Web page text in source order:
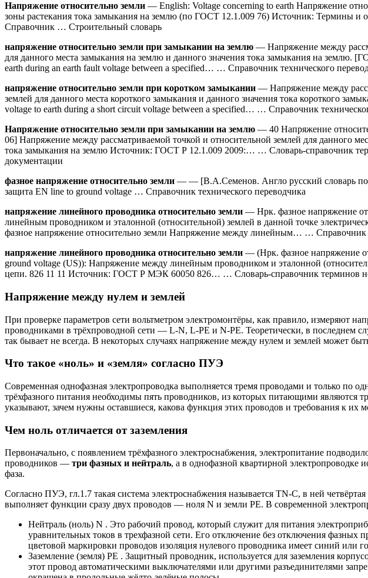
Напряжение относительно земли — English: Voltage concerning to earth Напряжение
зоны растекания тока замыкания на землю (по ГОСТ 12.1.009 76) Источник: Термины и
Справочник … Строительный словарь
напряжение относительно земли при замыкании на землю — Напряжение между
для данного места замыкания на землю и данного значения тока замыкания на
earth during an earth fault voltage between a specified… … Справочник технического
напряжение относительно земли при коротком замыкании — Напряжение между
землей для данного места короткого замыкания и данного значения тока короткого
voltage to earth during a short circuit voltage between a specified… … Справочник
Напряжение относительно земли при замыкании на землю — 40 Напряжение
06] Напряжение между рассматриваемой точкой и относительной землей для данного
тока замыкания на землю Источник: ГОСТ Р 12.1.009 2009:… … Словарь-справочник
документации
фазное напряжение относительно земли — — [В.А.Семенов. Англо русский словарь по
защита EN line to ground voltage … Справочник технического переводчика
напряжение линейного проводника относительно земли — Нрк. фазное напряжение
линейным проводником и эталонной (относительной) землей в данной точке
фазное напряжение относительно земли Напряжение между линейным… … Справочник
напряжение линейного проводника относительно земли — (Нрк. фазное напряжение
ground voltage (US)): Напряжение между линейным проводником и эталонной
цепи. 826 11 11 Источник: ГОСТ Р МЭК 60050 826… … Словарь-справочник терминов
Напряжение между нулем и землей
При проверке параметров сети вольтметром электромонтёры, как правило, измеряют
проводниками в трёхпроводной сети — L-N, L-PE и N-PE. Теоретически, в последнем
так бывает не всегда. В некоторых случаях напряжение между нулем и землей может
Что такое «ноль» и «земля» согласно ПУЭ
Современная однофазная электропроводка выполняется тремя проводами и только по
трёхфазного питания необходимы пять проводников, из которых питающими являются
указывают, зачем нужны оставшиеся, какова функция этих проводов и требования к их
Чем ноль отличается от заземления
Первоначально, с появлением трёхфазного электроснабжения, электропитание
проводников — три фазных и нейтраль, а в однофазной квартирной электропроводке
фаза.
Согласно ПУЭ, гл.1.7 такая система электроснабжения называется TN-C, в ней
выполняет функции сразу двух проводов — ноля N и земли РЕ. В современной
Нейтраль (ноль) N . Это рабочий провод, который служит для питания
уравнительных токов в трехфазной сети. Его отключение без отключения фазных
цветовой маркировки проводов изоляция нулевого проводника имеет синий или
Заземление (земля) РЕ . Защитный проводник, используется для заземления
этот провод автоматическими выключателями или другими разъединителями